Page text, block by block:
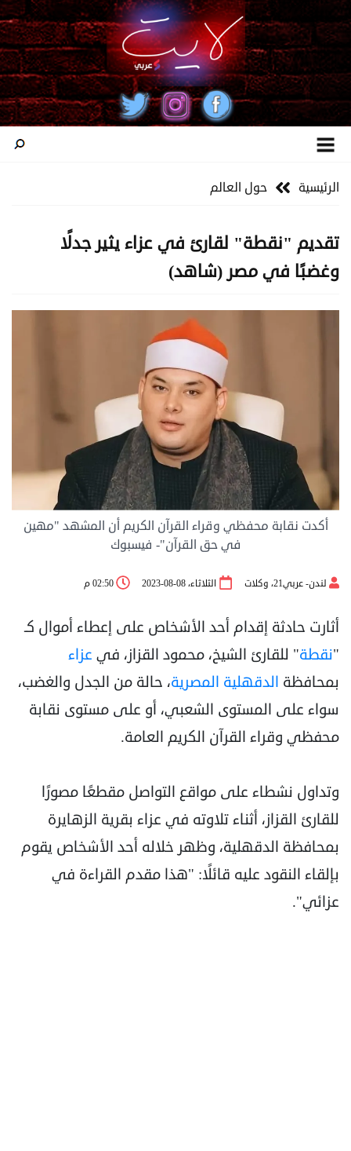
الرئيسية حول العالم
تقديم "نقطة" لقارئ في عزاء يثير جدلًا
وغضبًا في مصر (شاهد)
أكدت نقابة محفظي وقراء القرآن الكريم أن المشهد "مهين
في حق القرآن"- فيسبوك
لندن- عربي21، وكلات الثلاثاء، 08-08-2023 02:50 م
أثارت حادثة إقدام أحد الأشخاص على إعطاء أموال كـ
"نقطة" للقارئ الشيخ، محمود القزاز، في عزاء
بمحافظة الدقهلية المصرية، حالة من الجدل والغضب،
سواء على المستوى الشعبي، أو على مستوى نقابة
محفظي وقراء القرآن الكريم العامة.
وتداول نشطاء على مواقع التواصل مقطعًا مصورًا
للقارئ القزاز، أثناء تلاوته في عزاء بقرية الزهايرة
بمحافظة الدقهلية، وظهر خلاله أحد الأشخاص يقوم
بإلقاء النقود عليه قائلًا: "هذا مقدم القراءة في
عزائي".